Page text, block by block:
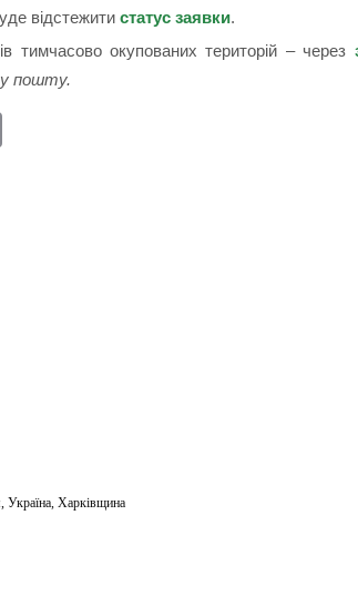
відстежитистатус заявки.
тимчасово окупованих територій – через
пошту.
,Україна,Харківщина